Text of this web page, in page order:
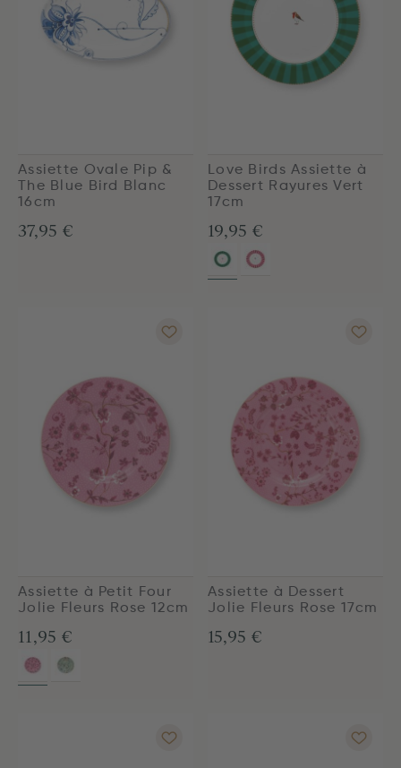
Assiette Ovale Pip &
The Blue Bird Blanc
16cm
37,95 €
Love Birds Assiette à
Dessert Rayures Vert
17cm
19,95 €
Assiette à Petit Four
Jolie Fleurs Rose 12cm
11,95 €
Assiette à Dessert
Jolie Fleurs Rose 17cm
15,95 €